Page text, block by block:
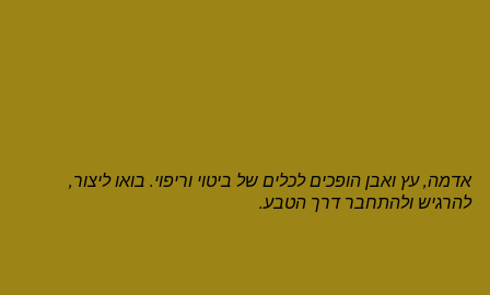
אדמה, עץ ואבן הופכים לכלים של ביטוי וריפוי. בואו ליצור,
להרגיש ולהתחבר דרך הטבע.